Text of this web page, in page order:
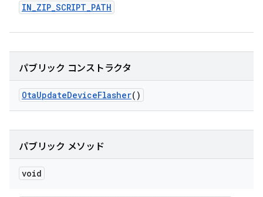
IN_ZIP_SCRIPT_PATH
パブリック コンストラクタ
OtaUpdateDeviceFlasher()
パブリック メソッド
void